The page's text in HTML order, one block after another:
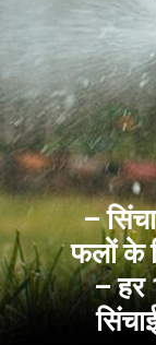
–
फलों के
– हर